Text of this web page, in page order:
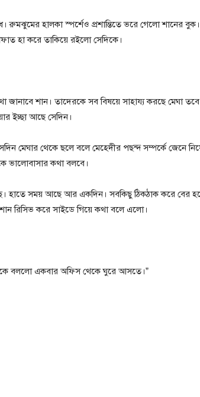
হালকা স্পর্শেও প্রশান্তিতে ভরে গেলো শানের
হা করে তাকিয়ে রইলো সেদিকে।
শান। তাদেরকে সব বিষয়ে সাহায্য করছে মেঘা তবে
ইচ্ছা আছে সেদিন।
মেঘার থেকে ছলে বলে মেহেদীর পছন্দ সম্পর্কে জেনে
ভালোবাসার কথা বলবে।
হাতে সময় আছে আর একদিন। সবকিছু‌ ঠিকঠাক করে বের
রিসিভ করে সাইডে গিয়ে কথা বলে এলো।
বললো একবার অফিস থেকে ঘুরে আসতে।”